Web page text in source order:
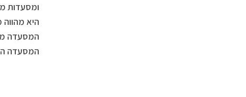
ומסעדות
היא
המסעדה
המסעדה